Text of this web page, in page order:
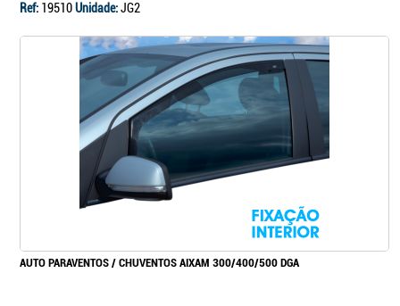
Ref: 19510Unidade:JG2
AUTO PARAVENTOS / CHUVENTOS AIXAM 300/400/500 DGA